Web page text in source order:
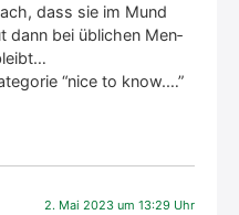
dass sie im Mund
dann bei übli­chen Men­
“nice to know.…”
2. Mai 2023 um 13:29 Uhr